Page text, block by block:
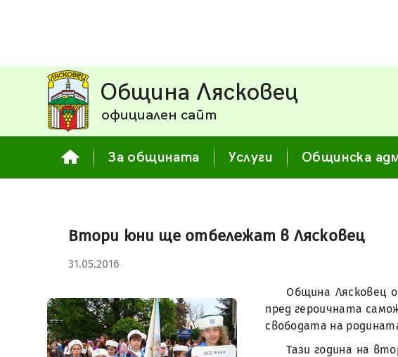
Община Лясковец
официален сайт
За общината Услуги Общинска
Втори юни ще отбележат в Лясковец
31.05.2016
Община Лясковец
пред героичната
свободата на
Тази година на